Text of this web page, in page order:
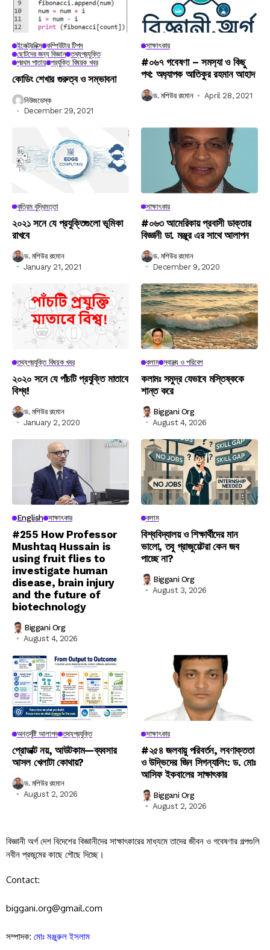
ইলেক্ট্রনিক্স কম্পিউটার টিপস
ছোটদের জন্য বিজ্ঞান তথ্যপ্রযুক্তি
প্রথম পাতায় প্রযুক্তি বিষয়ক খবর
কোডিং শেখার গুরুত্ব ও সম্ভাবনা
নিউজডেস্ক
December 29, 2021
সাক্ষাৎকার
#০৬৭ গবেষণা – সমস‍্যা ও কিছু
পথ: অধ‍্যাপক আতিকুর রহমান আহাদ
ড. মশিউর রহমান April 28, 2021
কৃত্রিম বুদ্ধিমত্তা
২০২১ সনে যে প্রযুক্তিগুলো ভূমিকা
রাখবে
ড. মশিউর রহমান
January 21, 2021
সাক্ষাৎকার
#০৬৩ আমেরিকায় প্রবাসী ডাক্তার
বিজ্ঞানী ডা. মঞ্জুর এর সাথে আলাপন
ড. মশিউর রহমান
December 9, 2020
তথ্যপ্রযুক্তি বিষয়ক খবর
২০২০ সনে যে পাঁচটি প্রযুক্তি মাতাবে
বিশ্ব!
ড. মশিউর রহমান
January 2, 2020
কলাম স্বাস্থ্য ও পরিবেশ
কলামঃ সমুদ্র যেভাবে মস্তিষ্ককে
শান্ত করে
Biggani Org
August 4, 2026
English সাক্ষাৎকার
#255 How Professor
Mushtaq Hussain is
using fruit flies to
investigate human
disease, brain injury
and the future of
biotechnology
Biggani Org
August 4, 2026
কলাম
বিশ্ববিদ্যালয় ও শিক্ষার্থীদের মান
ভালো, তবু গ্রাজুয়েটরা কেন জব
পাচ্ছে না?
Biggani Org
August 3, 2026
অন্তর্দৃষ্টি আলাপন তথ্যপ্রযুক্তি
প্রোডাক্ট নয়, আউটকাম—ব্যবসার
আসল খেলাটা কোথায়?
ড. মশিউর রহমান
August 2, 2026
সাক্ষাৎকার
#২৫৪ জলবায়ু পরিবর্তন, লবণাক্ততা
ও উদ্ভিদের জিন সিগন্যালিং: ড. মোঃ
আসিফ ইকবালের সাক্ষাৎকার
Biggani Org
August 2, 2026
বিজ্ঞানী অর্গ দেশ বিদেশের বিজ্ঞানীদের সাক্ষাৎকারের মাধ্যমে তাদের জীবন ও গবেষণার গল্পগুলি
নবীন প্রজন্মের কাছে পৌছে দিচ্ছে।
Contact:
biggani.org@gmail.com
সম্পাদক: মোঃ মঞ্জুরুল ইসলাম